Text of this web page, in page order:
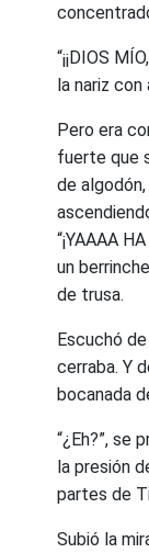
“¡¡DIOS
la nariz
Pero era
fuerte que
de
“¡YAAAA
un
de trusa.
Escuchó
cerraba. Y
bocanada
“¿Eh?”, se
la presión
partes de
Subió la